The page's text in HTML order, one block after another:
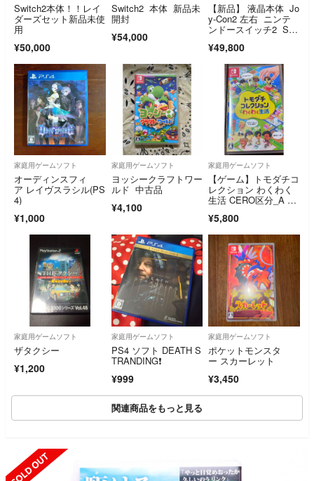
Switch2本体！！レイ
ダーズセット新品未使
用
¥50,000
Switch2 本体 新品未
開封
¥54,000
【新品】 液晶本体 Jo
y-Con2 左右 ニンテ
ンドースイッチ2 Swi
¥49,800
家庭用ゲームソフト
オーディンスフィ
ア レイヴスラシル(PS
4)
¥1,000
家庭用ゲームソフト
ヨッシークラフトワー
ルド 中古品
¥4,100
家庭用ゲームソフト
【ゲーム】トモダチコ
レクション わくわく
生活 CERO区分_A 全
itch 任天堂 スイ
¥5,800
家庭用ゲームソフト
ザタクシー
¥1,200
家庭用ゲームソフト
PS4 ソフト DEATH S
TRANDING❗️
¥999
家庭用ゲームソフト
ポケットモンスタ
ー スカーレット
¥3,450
関連商品をもっと見る